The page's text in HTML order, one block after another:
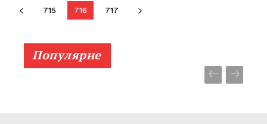
715 716 717
Популярне